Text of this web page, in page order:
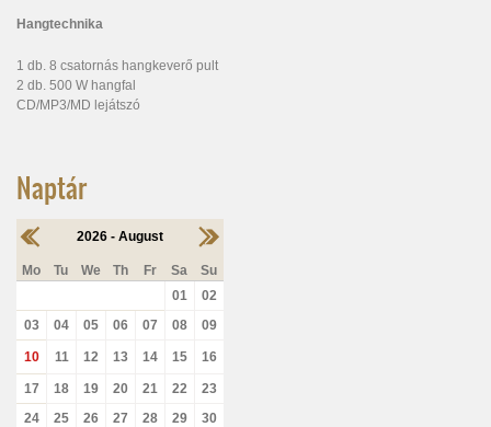
Naptár
2026 - August
Mo Tu We Th Fr Sa
Su
01
02
03
04 05 06 07 08 09
10 11 12 13 14 15 16
17 18 19 20 21 22
23
24
25 26 27 28 29
30
Hangtechnika
1 db. 8 csatornás hangkeverő pult
2 db. 500 W hangfal
CD/MP3/MD lejátszó